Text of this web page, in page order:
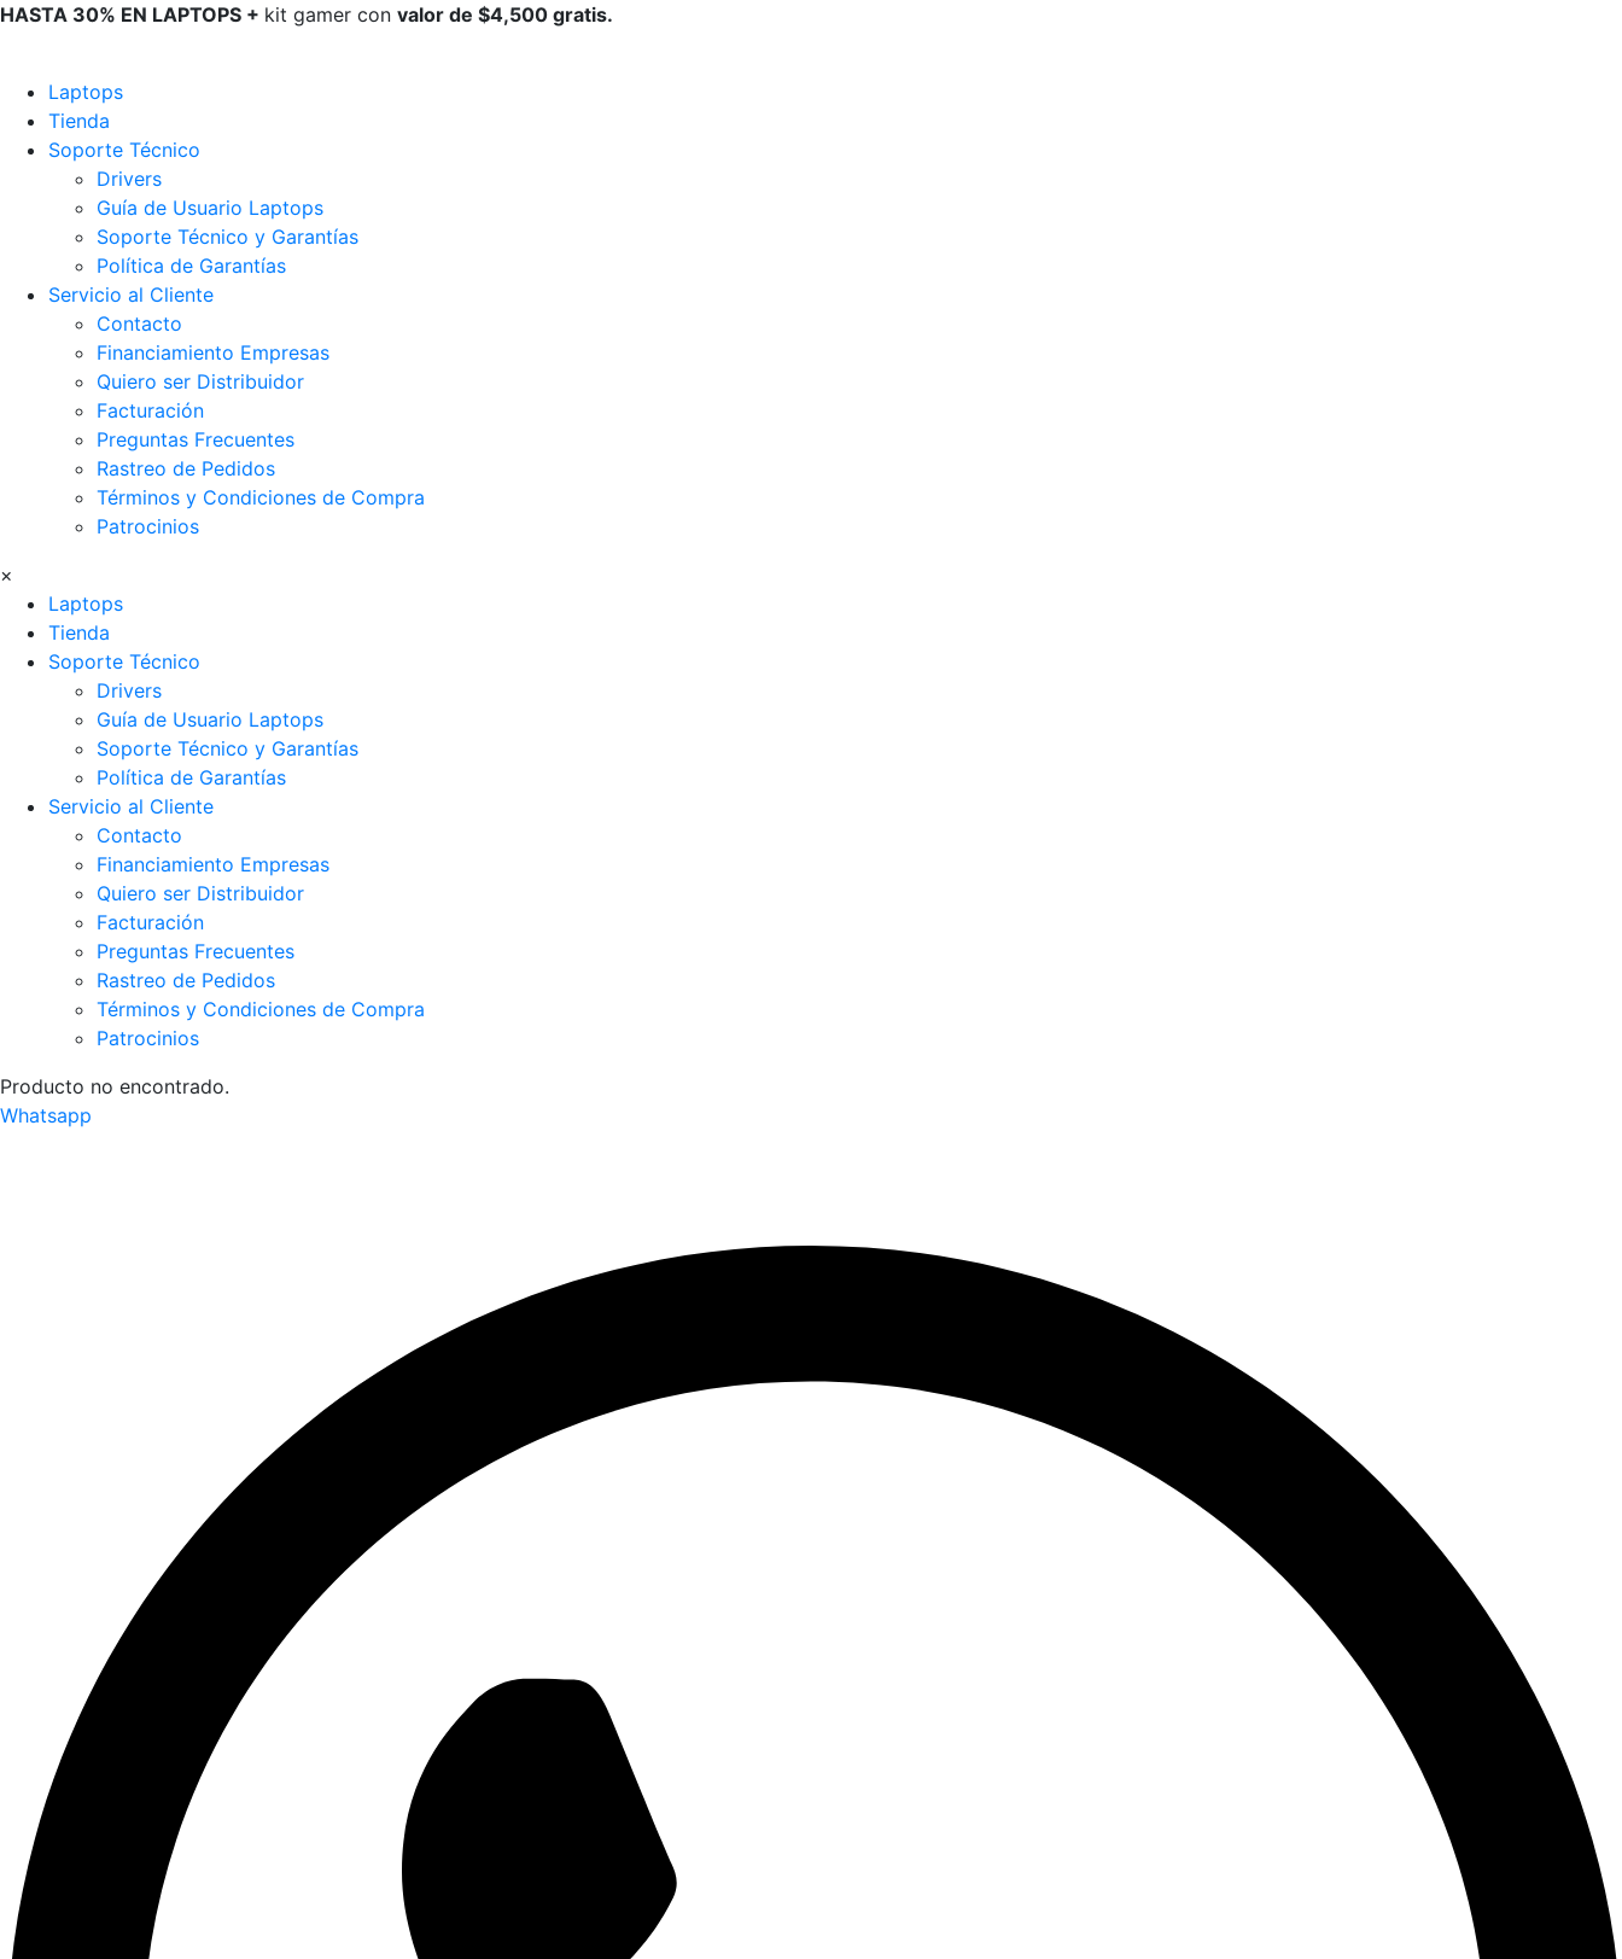
HASTA 30% EN LAPTOPS + kit gamer con valor de $4,500 gratis.
Laptops
Tienda
Soporte Técnico
Drivers
Guía de Usuario Laptops
Soporte Técnico y Garantías
Política de Garantías
Servicio al Cliente
Contacto
Financiamiento Empresas
Quiero ser Distribuidor
Facturación
Preguntas Frecuentes
Rastreo de Pedidos
Términos y Condiciones de Compra
Patrocinios
×
Laptops
Tienda
Soporte Técnico
Drivers
Guía de Usuario Laptops
Soporte Técnico y Garantías
Política de Garantías
Servicio al Cliente
Contacto
Financiamiento Empresas
Quiero ser Distribuidor
Facturación
Preguntas Frecuentes
Rastreo de Pedidos
Términos y Condiciones de Compra
Patrocinios
Producto no encontrado.
Whatsapp